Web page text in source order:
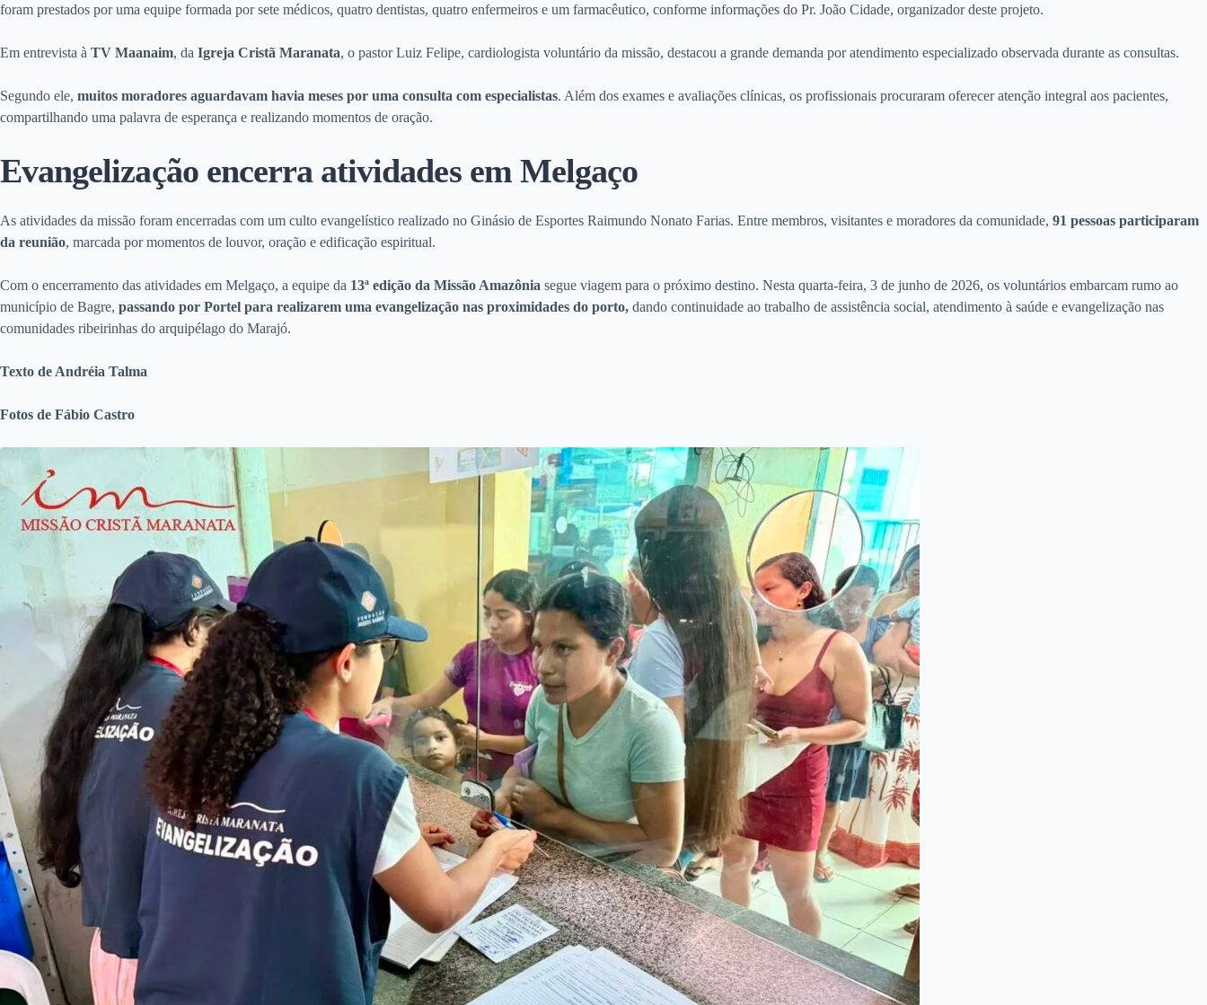
foram prestados por uma equipe formada por sete médicos, quatro dentistas, quatro enfermeiros e um farmacêutico, conforme informações do Pr. João Cidade, organizador deste projeto.
Em entrevista à TV Maanaim, da Igreja Cristã Maranata, o pastor Luiz Felipe, cardiologista voluntário da missão, destacou a grande demanda por atendimento especializado observada durante as consultas.
Segundo ele, muitos moradores aguardavam havia meses por uma consulta com especialistas. Além dos exames e avaliações clínicas, os profissionais procuraram oferecer atenção integral aos pacientes,
compartilhando uma palavra de esperança e realizando momentos de oração.
Evangelização encerra atividades em Melgaço
As atividades da missão foram encerradas com um culto evangelístico realizado no Ginásio de Esportes Raimundo Nonato Farias. Entre membros, visitantes e moradores da comunidade, 91 pessoas participaram
da reunião, marcada por momentos de louvor, oração e edificação espiritual.
Com o encerramento das atividades em Melgaço, a equipe da 13ª edição da Missão Amazônia segue viagem para o próximo destino. Nesta quarta-feira, 3 de junho de 2026, os voluntários embarcam rumo ao
município de Bagre, passando por Portel para realizarem uma evangelização nas proximidades do porto, dando continuidade ao trabalho de assistência social, atendimento à saúde e evangelização nas
comunidades ribeirinhas do arquipélago do Marajó.
Texto de Andréia Talma
Fotos de Fábio Castro